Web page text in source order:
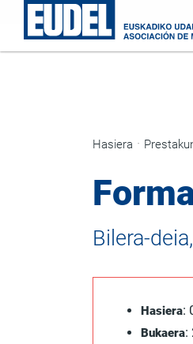
Hasiera
Bilera-
Hasiera:
Bukaera: